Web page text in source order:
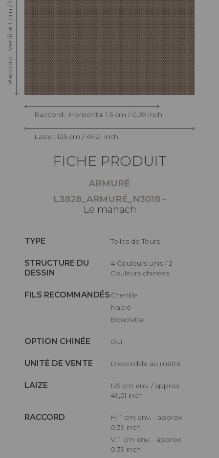
Raccord : Vertical 1 cm / 0.39 inch
Raccord : Horizontal 1.5 cm / 0.39 inch
Laize : 125 cm / 49,21 inch
FICHE PRODUIT
ARMURÉ
L3828_ARMURÉ_N3018 -
Le manach
TYPE Toiles de Tours
STRUCTURE DU
DESSIN
4 Couleurs unis / 2
Couleurs chinées
FILS RECOMMANDÉS
Chenille
Nacré
Bouclette
OPTION CHINÉE Oui
UNITÉ DE VENTE Disponible au mètre
LAIZE
125 cm env. / approx
49,21 inch
RACCORD
H: 1 cm env. - approx
0,39 inch
V: 1 cm env. - approx
0,39 inch